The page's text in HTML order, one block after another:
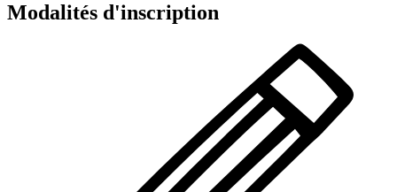
Modalités d'inscription